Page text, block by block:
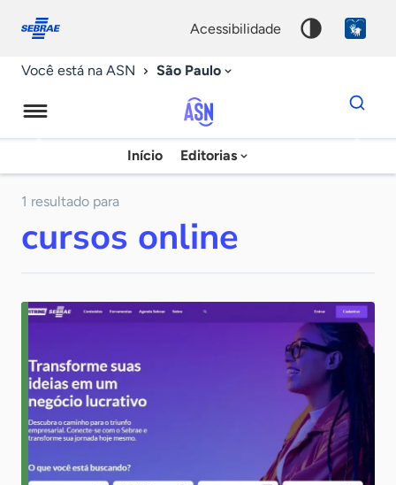
conosco
acessibilidade
Você está na ASN São Paulo
Agência
Sebrae
Notícias
Início Editorias
Dados
para
chave
1 resultado para
cursos online